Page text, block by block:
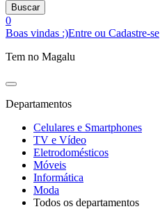
Buscar
0
Boas vindas :)Entre ou Cadastre-se
Tem no Magalu
Departamentos
Celulares e Smartphones
TV e Vídeo
Eletrodomésticos
Móveis
Informática
Moda
Todos os departamentos